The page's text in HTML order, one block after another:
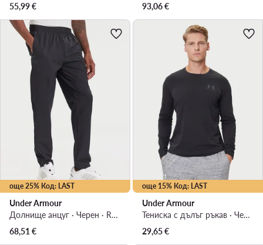
55,99€
93,06€
още 25% Код: LAST
Under Armour
Долнище анцуг · Черен · Relaxed Fit
68,51€
още 15% Код: LAST
Under Armour
Тениска с дълъг ръкав · Черен
29,65€